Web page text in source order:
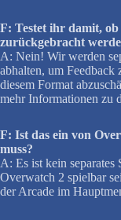
F: Testet ihr damit,
zurückgebracht
A: Nein! Wir werden
abhalten, um Feedback
diesem Format
mehr Informationen zu
F: Ist das ein von
muss?
A: Es ist kein
Overwatch 2 spielbar
der Arcade im